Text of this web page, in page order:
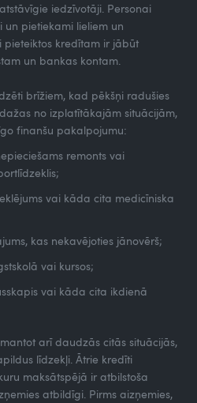
iedzīvotāji. Personai
pietiekami lieliem un
pieteiktos kredītam ir jābūt
un bankas kontam.
brīžiem, kad pēkšņi radušies
no izplatītākajām situācijām,
finanšu pakalpojumu:
remonts vai
vai kāda cita medicīniska
kas nekavējoties jānovērš;
vai kursos;
vai kāda cita ikdienā
arī daudzās citās situācijās,
līdzekļi. Ātrie kredīti
maksātspējā ir atbilstoša
atbildīgi. Pirms aizņemies,